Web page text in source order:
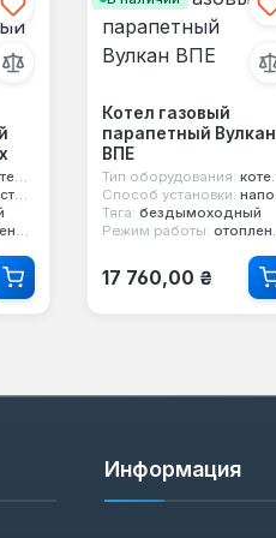
вода
Котел газовый
парапетный Вулкан
ВПЕ
Тип оборудования: котел парапетный
Способ установки: напольный
Тяга: бездымоходный
Режим работы: отопление и горячая вода
Обычная цена:
17 760,00 ₴
Информация